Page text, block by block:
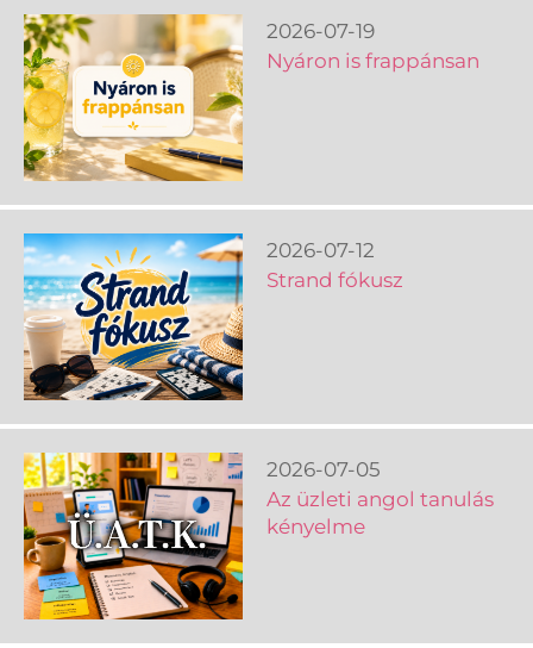
2026-07-19
Nyáron is frappánsan
2026-07-12
Strand fókusz
2026-07-05
Az üzleti angol tanulás
kényelme